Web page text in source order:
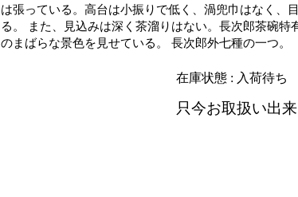
は張っている。高台は小振りで低く、渦兜巾はなく、
る。 また、見込みは深く茶溜りはない。長次郎茶碗特
のまばらな景色を見せている。 長次郎外七種の一つ。
在庫状態 : 入荷待ち
只今お取扱い出